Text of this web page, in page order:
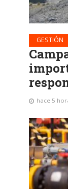
GESTIÓN
hace 5